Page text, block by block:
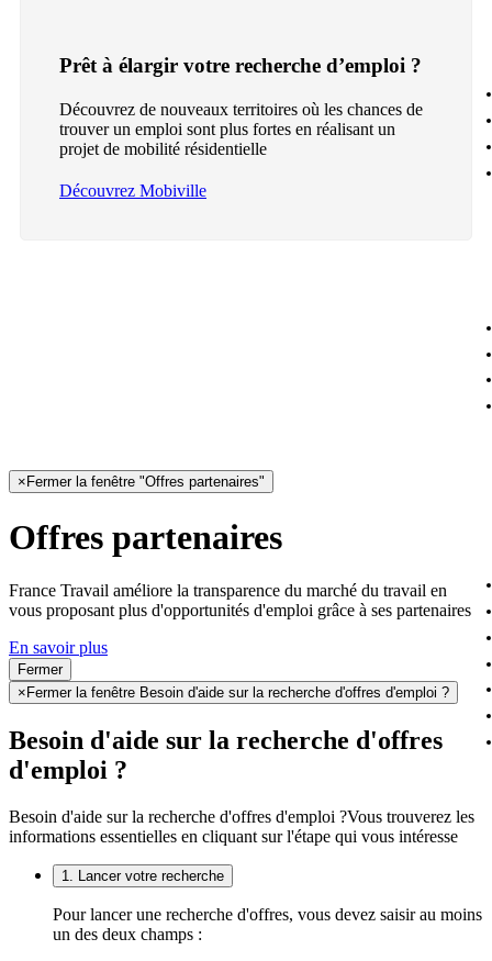
Prêt à élargir votre recherche d’emploi ?
Découvrez de nouveaux territoires où les chances de
trouver un emploi sont plus fortes en réalisant un
projet de mobilité résidentielle
Découvrez Mobiville
× Fermer la fenêtre "Offres partenaires"
Offres partenaires
France Travail améliore la transparence du marché du travail en
vous proposant plus d'opportunités d'emploi grâce à ses partenaires
En savoir plus
Fermer
× Fermer la fenêtre Besoin d'aide sur la recherche d'offres d'emploi ?
Besoin d'aide sur la recherche d'offres
d'emploi ?
Besoin d'aide sur la recherche d'offres d'emploi ?Vous trouverez les
informations essentielles en cliquant sur l'étape qui vous intéresse
1. Lancer votre recherche
Pour lancer une recherche d'offres, vous devez saisir au moins
un des deux champs :